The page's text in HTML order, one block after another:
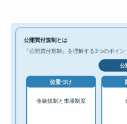
公開買付規制とは
『公開買付規制』を理解する3つのポイン
公
位置づけ
金融規制と市場制度